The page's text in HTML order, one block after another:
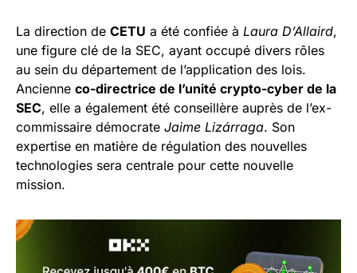
La direction de CETU a été confiée à Laura D’Allaird,
une figure clé de la SEC, ayant occupé divers rôles
au sein du département de l’application des lois.
Ancienne co-directrice de l’unité crypto-cyber de la
SEC, elle a également été conseillère auprès de l’ex-
commissaire démocrate Jaime Lizárraga. Son
expertise en matière de régulation des nouvelles
technologies sera centrale pour cette nouvelle
mission.